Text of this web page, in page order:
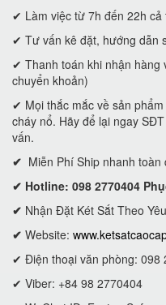
✔ Làm việc từ 7h đến 22h cả
✔ Tư vấn kê đặt, hướng dẫn
✔ Thanh toán khi nhận hàng
chuyển khoản)
✔ Mọi thắc mắc về sản
cháy nổ. Hãy để lại ngay
vấn.
✔ Miễn Phí Ship nhanh
✔ Hotline: 098 2770404
✔ Nhận Đặt Két Sắt Theo
✔ Website:
✔ Điện thoại văn phòng: 098
✔ Viber: +84 98 2770404